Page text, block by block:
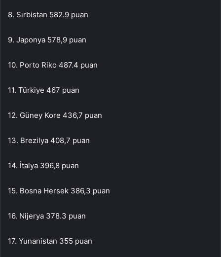
8. Sırbistan 582.9 puan
9. Japonya 578,9 puan
10. Porto Riko 487.4 puan
11. Türkiye 467 puan
12. Güney Kore 436,7 puan
13. Brezilya 408,7 puan
14. İtalya 396,8 puan
15. Bosna Hersek 386,3 puan
16. Nijerya 378.3 puan
17. Yunanistan 355 puan